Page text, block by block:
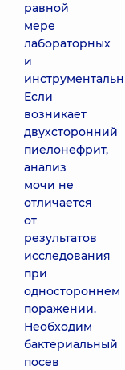
равной
мере
лабораторных
и
Если
возникает
двухсторонний
пиелонефрит,
анализ
мочи не
отличается
от
результатов
исследования
при
одностороннем
поражении.
Необходим
бактериальный
посев